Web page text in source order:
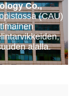
Co.,
(CAU)
alalla.